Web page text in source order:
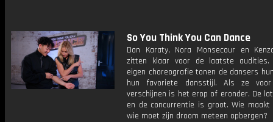
So You Think You Can Dance
Dan Karaty, Nora Monsecour en
zitten klaar voor de laatste
eigen choreografie tonen de dansers
hun favoriete dansstijl. Als ze
verschijnen is het erop of eronder. De
en de concurrentie is groot. Wie maakt
wie moet zijn droom meteen opbergen?